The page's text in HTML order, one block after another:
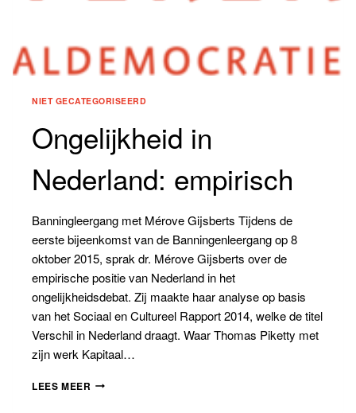
NIET GECATEGORISEERD
Ongelijkheid in
Nederland: empirisch
Banningleergang met Mérove Gijsberts Tijdens de
eerste bijeenkomst van de Banningenleergang op 8
oktober 2015, sprak dr. Mérove Gijsberts over de
empirische positie van Nederland in het
ongelijkheidsdebat. Zij maakte haar analyse op basis
van het Sociaal en Cultureel Rapport 2014, welke de titel
Verschil in Nederland draagt. Waar Thomas Piketty met
zijn werk Kapitaal…
LEES MEER ONGELIJKHEID